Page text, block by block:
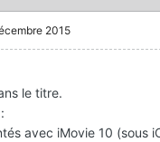
2015
le titre.
avec iMovie 10 (sous